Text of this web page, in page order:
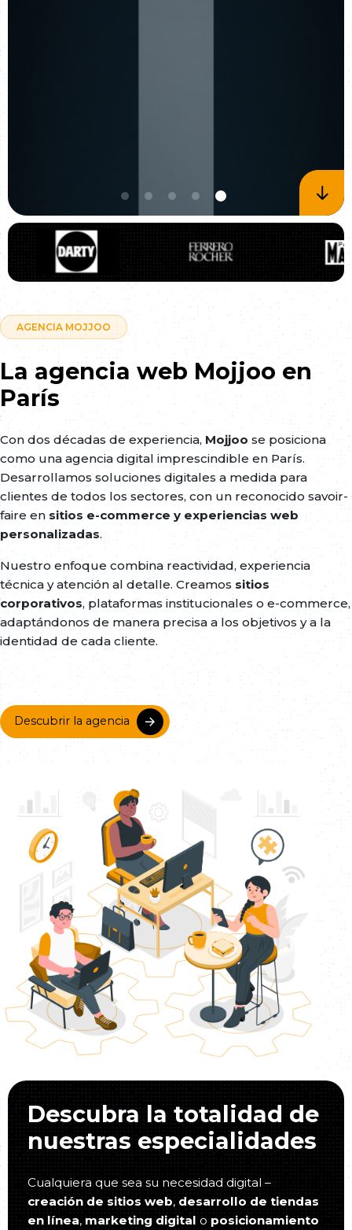
AGENCIA MOJJOO
La agencia web Mojjoo en
París
Con dos décadas de experiencia, Mojjoo se posiciona
como una agencia digital imprescindible en París.
Desarrollamos soluciones digitales a medida para
clientes de todos los sectores, con un reconocido savoir-
faire en sitios e-commerce y experiencias web
personalizadas.
Nuestro enfoque combina reactividad, experiencia
técnica y atención al detalle. Creamos sitios
corporativos, plataformas institucionales o e-commerce,
adaptándonos de manera precisa a los objetivos y a la
identidad de cada cliente.
Descubrir la agencia
Descubra la totalidad de
nuestras especialidades
Cualquiera que sea su necesidad digital –
creación de sitios web, desarrollo de tiendas
en línea, marketing digital o posicionamiento